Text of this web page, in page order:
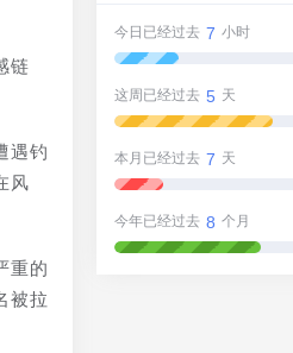
链
遇钓
风
重的
被拉
今日已经过去 7 小时
这周已经过去 5 天
本月已经过去 7 天
今年已经过去 8 个月